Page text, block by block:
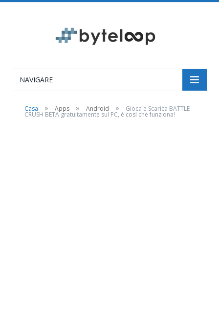
NAVIGARE
Casa » Apps » Android » Gioca e Scarica BATTLE
CRUSH BETA gratuitamente sul PC, è così che funziona!